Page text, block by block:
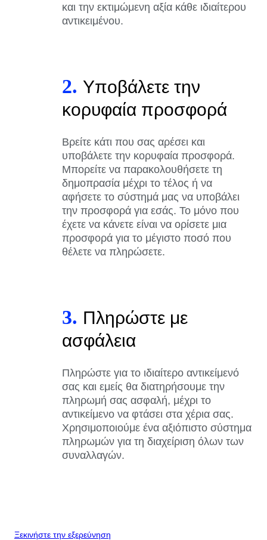
και την εκτιμώμενη αξία κάθε ιδιαίτερου
αντικειμένου.
2. Υποβάλετε την
κορυφαία προσφορά
Βρείτε κάτι που σας αρέσει και
υποβάλετε την κορυφαία προσφορά.
Μπορείτε να παρακολουθήσετε τη
δημοπρασία μέχρι το τέλος ή να
αφήσετε το σύστημά μας να υποβάλει
την προσφορά για εσάς. Το μόνο που
έχετε να κάνετε είναι να ορίσετε μια
προσφορά για το μέγιστο ποσό που
θέλετε να πληρώσετε.
3. Πληρώστε με
ασφάλεια
Πληρώστε για το ιδιαίτερο αντικείμενό
σας και εμείς θα διατηρήσουμε την
πληρωμή σας ασφαλή, μέχρι το
αντικείμενο να φτάσει στα χέρια σας.
Χρησιμοποιούμε ένα αξιόπιστο σύστημα
πληρωμών για τη διαχείριση όλων των
συναλλαγών.
Ξεκινήστε την εξερεύνηση